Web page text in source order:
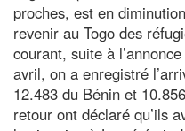
proches, est en
revenir au Togo des
courant, suite à
avril, on a enregistré
12.483 du Bénin et
retour ont déclaré qu’ils